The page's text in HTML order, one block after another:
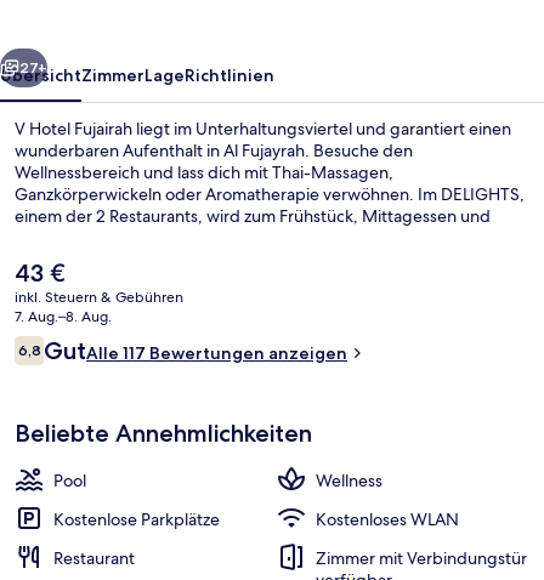
Weiter
27+
ÜbersichtZimmerLageRichtlinien
V Hotel Fujairah liegt im Unterhaltungsviertel und garantiert einen
wunderbaren Aufenthalt in Al Fujayrah. Besuche den
Wellnessbereich und lass dich mit Thai-Massagen,
Ganzkörperwickeln oder Aromatherapie verwöhnen. Im DELIGHTS,
einem der 2 Restaurants, wird zum Frühstück, Mittagessen und
luxuriösen Stil bietet als weitere Highlights einen Außenpool, eine
Loungebar sowie ein Fitnesscenter.
Der
aktuelle
Preis
beträgt
43 €.
43 €
inkl. Steuern & Gebühren
7. Aug.–8. Aug.
Bewertungen
6,86,8 von 10.
GutAlle 117 Bewertungen anzeigen
Beliebte Annehmlichkeiten
Pool
Wellness
Kostenlose Parkplätze
Kostenloses WLAN
Restaurant
Zimmer mit Verbindungstür